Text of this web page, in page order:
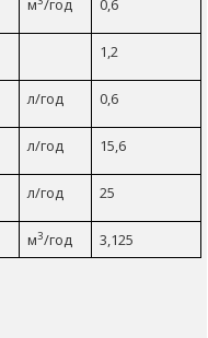
м /год 0,6
1,2
л/год 0,6
л/год 15,6
л/год 25
м3/год
3,125